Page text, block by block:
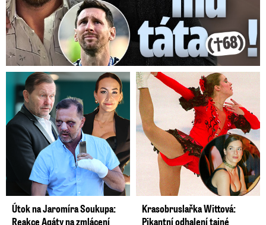
Útok na Jaromíra Soukupa:
Reakce Agáty na zmlácení
Krasobruslařka Wittová:
Pikantní odhalení tajné